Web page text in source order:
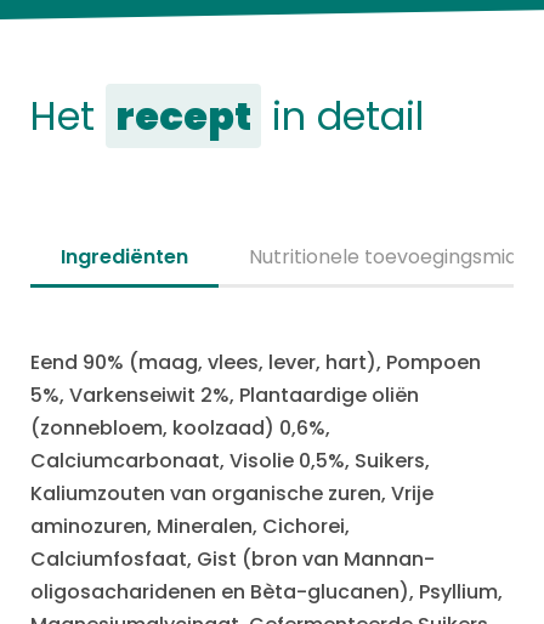
Het recept in detail
Ingrediënten Nutritionele
Eend 90% (maag, vlees, lever, hart), Pompoen
5%, Varkenseiwit 2%, Plantaardige oliën
(zonnebloem, koolzaad) 0,6%,
Calciumcarbonaat, Visolie 0,5%, Suikers,
Kaliumzouten van organische zuren, Vrije
aminozuren, Mineralen, Cichorei,
Calciumfosfaat, Gist (bron van Mannan-
oligosacharidenen en Bèta-glucanen), Psyllium,